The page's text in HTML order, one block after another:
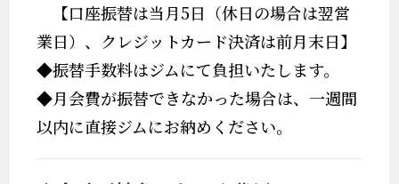
【口座振替は当月5日（休日の場合は翌営
業日）、クレジットカード決済は前月末日】
◆振替手数料はジムにて負担いたします。
◆月会費が振替できなかった場合は、一週間
以内に直接ジムにお納めください。